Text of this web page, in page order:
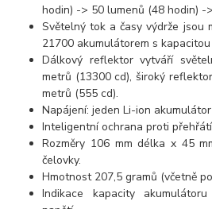
hodin) -> 50 lumenů (48 hodin) -
Světelný tok a časy výdrže jsou
21700 akumulátorem s
Dálkový reflektor vytváří
metrů (13300 cd), široký
metrů (555 cd).
Napájení: jeden Li-ion
Inteligentní ochrana proti
Rozměry 106 mm délka x 45
čelovky.
Hmotnost 207,5 gramů (včetně
Indikace kapacity